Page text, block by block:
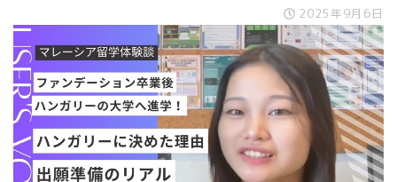
2025年9月6日